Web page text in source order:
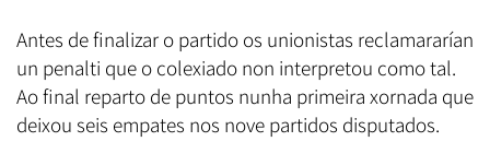
Antes de finalizar o partido os unionistas reclamararían
un penalti que o colexiado non interpretou como tal.
Ao final reparto de puntos nunha primeira xornada que
deixou seis empates nos nove partidos disputados.